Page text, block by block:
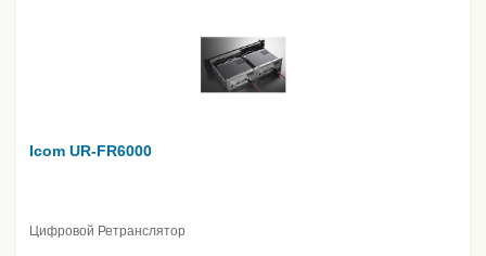
Icom UR-FR6000
Цифровой Ретранслятор